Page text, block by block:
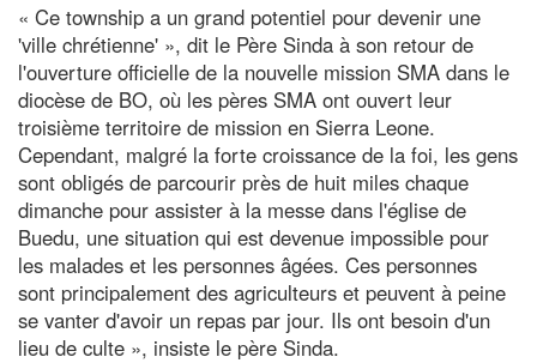
« Ce township a un grand potentiel pour devenir une
'ville chrétienne' », dit le Père Sinda à son retour de
l'ouverture officielle de la nouvelle mission SMA dans le
diocèse de BO, où les pères SMA ont ouvert leur
troisième territoire de mission en Sierra Leone.
Cependant, malgré la forte croissance de la foi, les gens
sont obligés de parcourir près de huit miles chaque
dimanche pour assister à la messe dans l'église de
Buedu, une situation qui est devenue impossible pour
les malades et les personnes âgées. Ces personnes
sont principalement des agriculteurs et peuvent à peine
se vanter d'avoir un repas par jour. Ils ont besoin d'un
lieu de culte », insiste le père Sinda.